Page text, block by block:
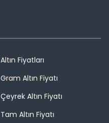
Altın Fiyatları
Gram Altın Fiyatı
Çeyrek Altın Fiyatı
Tam Altın Fiyatı